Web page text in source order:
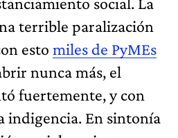
terrible paralización
esto miles de PyMEs
nunca más, el
fuertemente, y con
indigencia. En sintonía